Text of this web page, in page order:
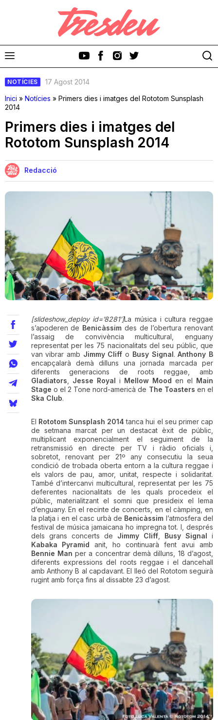
Discos
Videoclips
Cinema i Televisió
Internet
Opinió
Llibres
La Llista
Llocs
NOTÍCIES
17 Agost 2014
Inici » Notícies » Primers dies i imatges del Rototom Sunsplash
2014
Primers dies i imatges del
Rototom Sunsplash 2014
Redacció
[slideshow_deploy id=’8281′]La música i cultura reggae
s’apoderen de Benicàssim des de l’obertura renovant
l’assaig de convivència multicultural, enguany
representat per les 75 nacionalitats del seu públic, que
van vibrar amb Jimmy Cliff o Busy Signal.Anthony B
encapçalarà demà dilluns una jornada marcada per
diferents generacions de roots reggae, amb
Gladiators
Jesse Royal i Mellow Mood en el Main
Stage o el 2 Tone nord-americà de The Toasters en el
Ska Club.
El Rototom Sunsplash 2014 tanca hui el seu primer cap
de setmana marcat per un destacat èxit de públic,
multiplicant exponencialment el seguiment de la
retransmissió en directe per TV i ràdio oficials i,
sobretot, renovant per 21º any consecutiu la seua
condició de trobada oberta entorn a la cultura reggae i
els valors de pau, amor, unitat, respecte i solidaritat.
També d’intercanvi multicultural, representat per les 75
deferentes nacionalitats de les quals procedeix el
públic, materialitzant el somni que presideix el lema
d’enguany. En el recinte de concerts, en el càmping, en
la platja i en el casc urbà de Benicàssim l’atmosfera del
festival de música jamaicana ho impregna tot. I, després
dels grans concerts de Jimmy Cliff, Busy Signal i
Kabaka Pyramid anit, ho continuarà fent avui amb
Bennie Man per a concentrar demà dilluns, 18 d’agost,
diferents expressions del roots reggae i el dancehall
amb Anthony B al capdavant. El lleó del Rototom seguirà
rugint amb força fins al dissabte 23 d’agost.